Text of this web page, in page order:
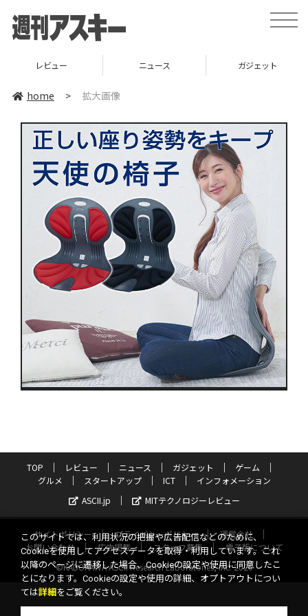
toggle
レビュー ニュース ガジェット
home > 拡大画像
TOP レビュー ニュース ガジェット
ゲーム
グルメ
スタートアップ ICT
インフォメーション
ASCII.jp
MITテクノロジーレビュー
サイトポリシー プライバシーポリシー
運営会社
お問い合わせ
広告掲載 スタッフ募集
電子版について
©KADOKAWA ASCII Research Laboratories, Inc. 2026
このサイトでは、利用状況の把握や広告配信などのために、
Cookieを使用してアクセスデータを取得・利用しています。これ
以降のページに遷移した場合、Cookieの設定や使用に同意したこ
とになります。Cookieの設定や使用の詳細、オプトアウトについ
ては詳細 をご覧ください。